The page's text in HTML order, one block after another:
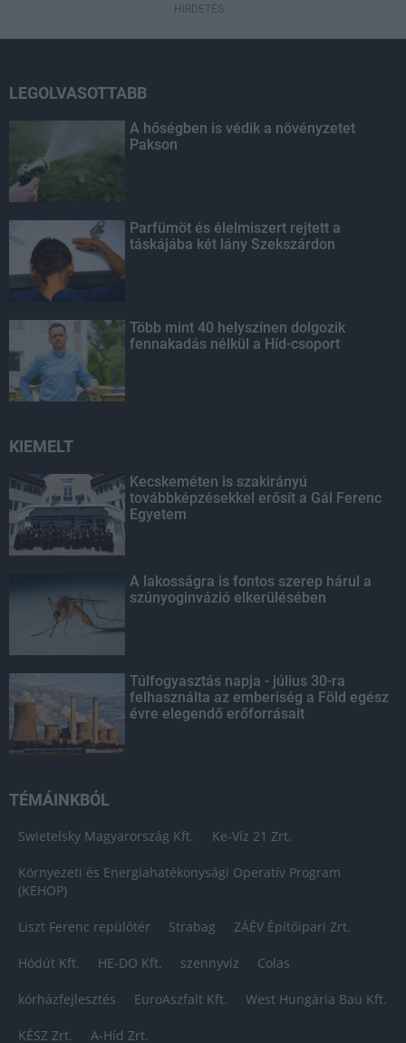
HIRDETÉS
LEGOLVASOTTABB
A hőségben is védik a növényzetet
Pakson
Parfümöt és élelmiszert rejtett a
táskájába két lány Szekszárdon
Több mint 40 helyszínen dolgozik
fennakadás nélkül a Híd-csoport
KIEMELT
Kecskeméten is szakirányú
továbbképzésekkel erősít a Gál Ferenc
Egyetem
A lakosságra is fontos szerep hárul a
szúnyoginvázió elkerülésében
Túlfogyasztás napja - július 30-ra
felhasználta az emberiség a Föld egész
évre elegendő erőforrásait
TÉMÁINKBÓL
Swietelsky Magyarország Kft. Ke-Víz 21 Zrt.
Környezeti és Energiahatékonysági Operatív Program
(KEHOP)
Liszt Ferenc repülőtér Strabag ZÁÉV Építőipari Zrt.
Hódút Kft. HE-DO Kft. szennyvíz Colas
kórházfejlesztés EuroAszfalt Kft. West Hungária Bau Kft.
KÉSZ Zrt. A-Híd Zrt.